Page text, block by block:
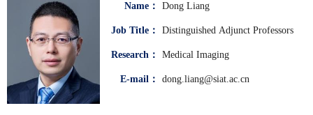
Name： Dong Liang
Job Title： Distinguished Adjunct Professors
Research： Medical Imaging
E-mail： dong.liang@siat.ac.cn